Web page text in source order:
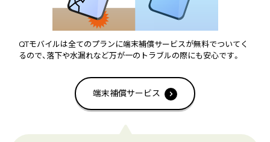
QTモバイルは全てのプランに端末補償サービスが無料でついてく
るので、落下や水漏れなど万が一のトラブルの際にも安心です。
端末補償サービス